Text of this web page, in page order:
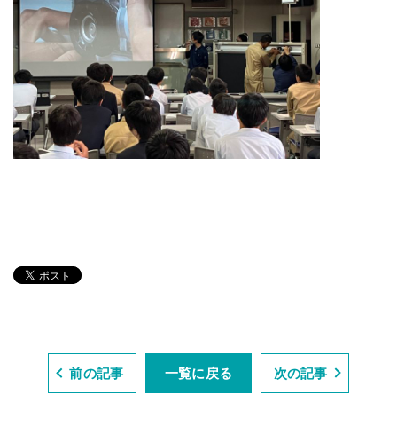
前の記事 一覧に戻る 次の記事